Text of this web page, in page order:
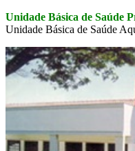
Unidade Básica de Saúde
Unidade Básica de Saúde